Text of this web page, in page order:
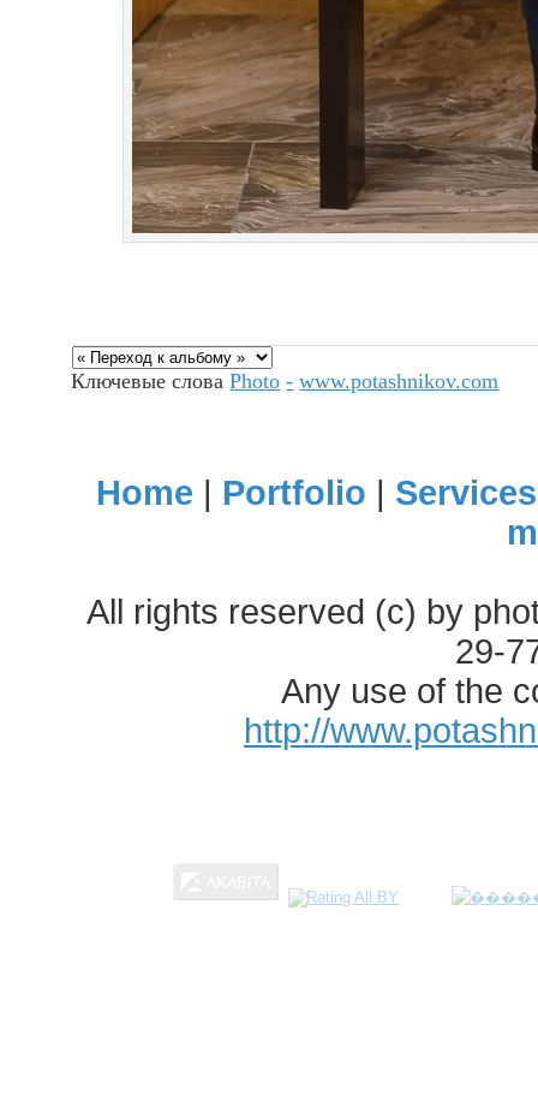
Ключевые словаPhoto - www.potashnikov.com
Home | Portfolio | Services
All rights reserved (c) by
29-
Any use of the
http://